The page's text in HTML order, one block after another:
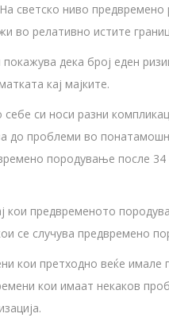
светско ниво
во релативно истите
дека број еден
кај мајките.
си носи разни
до проблеми во
породување после
кои предвременото
се случува предвремено
кои претходно веќе
кои имаат некаков